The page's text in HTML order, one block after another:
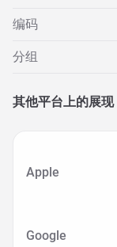
编码
分组
其他平台上的展现
Apple
Google